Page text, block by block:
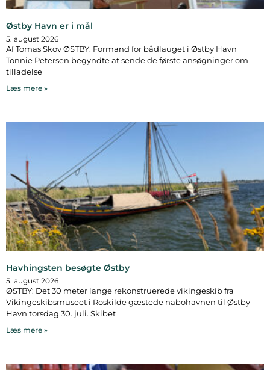
Østby Havn er i mål
5. august 2026
Af Tomas Skov ØSTBY: Formand for bådlauget i Østby Havn
Tonnie Petersen begyndte at sende de første ansøgninger om
tilladelse
Læs mere »
Havhingsten besøgte Østby
5. august 2026
ØSTBY: Det 30 meter lange rekonstruerede vikingeskib fra
Vikingeskibsmuseet i Roskilde gæstede nabohavnen til Østby
Havn torsdag 30. juli. Skibet
Læs mere »